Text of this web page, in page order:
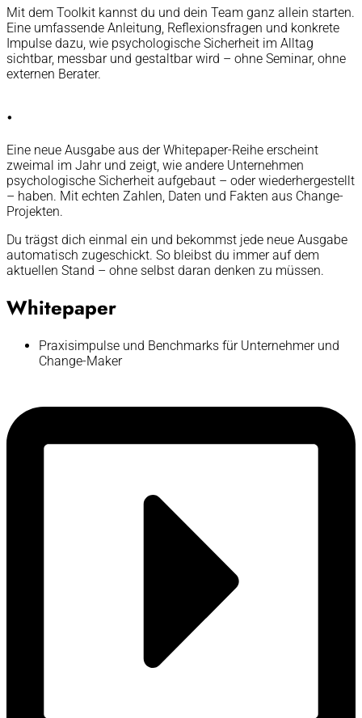
Mit dem Toolkit kannst du und dein Team ganz allein starten.
Eine umfassende Anleitung, Reflexionsfragen und konkrete
Impulse dazu, wie psychologische Sicherheit im Alltag
sichtbar, messbar und gestaltbar wird – ohne Seminar, ohne
externen Berater.
.
Eine neue Ausgabe aus der Whitepaper-Reihe erscheint
zweimal im Jahr und zeigt, wie andere Unternehmen
psychologische Sicherheit aufgebaut – oder wiederhergestellt
– haben. Mit echten Zahlen, Daten und Fakten aus Change-
Projekten.
Du trägst dich einmal ein und bekommst jede neue Ausgabe
automatisch zugeschickt. So bleibst du immer auf dem
aktuellen Stand – ohne selbst daran denken zu müssen.
Whitepaper
Praxisimpulse und Benchmarks für Unternehmer und
Change-Maker